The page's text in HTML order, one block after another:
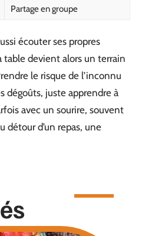
Partage en groupe
écouter ses propres
table devient alors un terrain
le risque de l’inconnu
dégoûts, juste apprendre à
avec un sourire, souvent
détour d’un repas, une